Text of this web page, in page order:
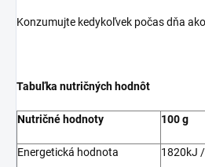
Konzumujte kedykoľvek počas dňa
Tabuľka nutričných hodnôt
Nutričné hodnoty 100 g
Energetická hodnota 1820kJ